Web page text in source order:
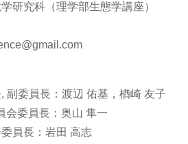
研究科（理学部生態学講座）
副委員長：渡辺 佑基，楢崎 友子
会委員長：奥山 隼一
員長：岩田 高志